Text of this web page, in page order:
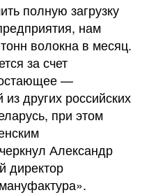
полную загрузку
нам
волокна в месяц.
за счет
—
других российских
при этом
Александр
директор